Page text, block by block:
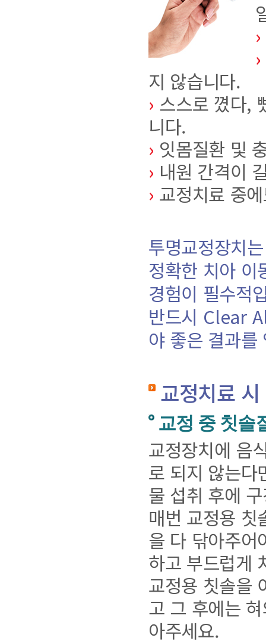
›
›
지 않습니다.
› 스스로 꼈다,
니다.
› 잇몸질환 및
› 내원 간격이
› 교정치료 중
투명교정장치
정확한 치아 이
경험이 필수적
반드시 Clear
야 좋은 결과를
교정치료
교정 중 칫솔
교정장치에 음
로 되지 않는다
물 섭취 후에
매번 교정용 칫
을 다 닦아주어
하고 부드럽게
교정용 칫솔을
고 그 후에는
아주세요.